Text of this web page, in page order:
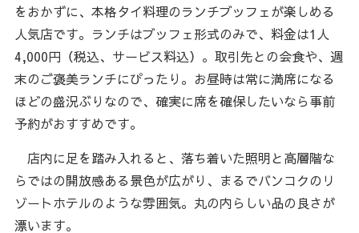
をおかずに、本格タイ料理のランチブッフェが楽しめる
人気店です。ランチはブッフェ形式のみで、料金は1人
4,000円（税込、サービス料込）。取引先との会食や、週
末のご褒美ランチにぴったり。お昼時は常に満席になる
ほどの盛況ぶりなので、確実に席を確保したいなら事前
予約がおすすめです。
店内に足を踏み入れると、落ち着いた照明と高層階な
らではの開放感ある景色が広がり、まるでバンコクのリ
ゾートホテルのような雰囲気。丸の内らしい品の良さが
漂います。